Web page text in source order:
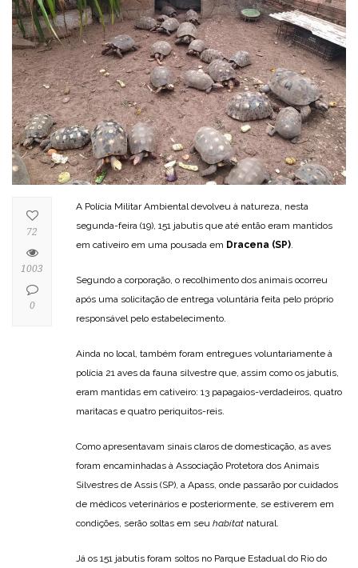
A Polícia Militar Ambiental devolveu à natureza, nesta
segunda-feira (19), 151 jabutis que até então eram mantidos
em cativeiro em uma pousada em Dracena (SP).
Segundo a corporação, o recolhimento dos animais ocorreu
após uma solicitação de entrega voluntária feita pelo próprio
responsável pelo estabelecimento.
Ainda no local, também foram entregues voluntariamente à
polícia 21 aves da fauna silvestre que, assim como os jabutis,
eram mantidas em cativeiro: 13 papagaios-verdadeiros, quatro
maritacas e quatro periquitos-reis.
Como apresentavam sinais claros de domesticação, as aves
foram encaminhadas à Associação Protetora dos Animais
Silvestres de Assis (SP), a Apass, onde passarão por cuidados
de médicos veterinários e posteriormente, se estiverem em
condições, serão soltas em seu habitat natural.
Já os 151 jabutis foram soltos no Parque Estadual do Rio do
72
1003
0